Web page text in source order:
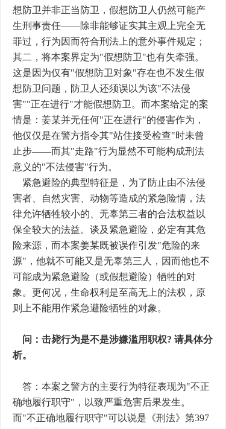
想防卫并非正当防卫，假想防卫人仍然可能产
生刑事责任――除非能够证实其主观上完全无
罪过，行为因而符合刑法上的意外事件规定；
其二，将本案界定为"假想防卫"也有失牵强。
这是因为仅有"假想防卫对象"存在也不发生假
想防卫问题，防卫人还须误以为该"不法侵
害""正在进行"才能假想防卫。而本案给定的案
情是：姜某并无任何"正在进行"的侵害作为，
他仅仅是在警方指令其"站住接受检查"时未曾
止步――而其"走路"行为显然不可能构成刑法
意义的"不法侵害"行为。
紧急避险的典型特征是，为了防止由不法侵
害者、自然灾害、动物等造成的紧急险情，法
律允许牺牲较小的、无辜第三者的合法权益以
保全较大的法益。谈及紧急避险，必定有其危
险来源，而本案姜某既被误作引发"危险的来
源"，他就不可能又是无辜第三人，因而他也不
可能成为紧急避险（或假想避险）牺牲的对
象。更何况，生命权利是至高无上的法权，原
则上不能用作紧急避险牺牲的对象。
问：击毙行为是不是涉嫌滥用职权? 请具体分
析。
答：本案之警方的主要行为特征表现为"不正
确地履行职守"，以致严重危害后果发生。
而"不正确地履行职守"可以说是《刑法》第397